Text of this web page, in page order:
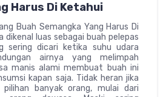
Harus Di Ketahui
Buah Semangka Yang Harus Di
dikenal luas sebagai buah pelepas
sering dicari ketika suhu udara
airnya yang melimpah
manis alami membuat buah ini
kapan saja. Tidak heran jika
pilihan banyak orang, mulai dari